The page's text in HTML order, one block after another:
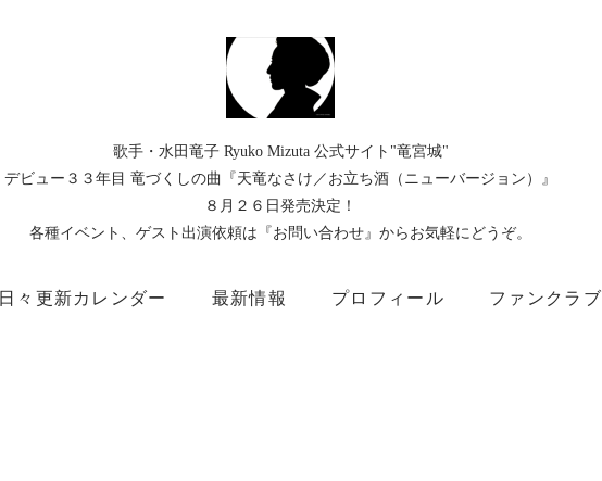
歌手・水田竜子 Ryuko Mizuta 公式サイト"竜宮城"
デビュー３３年目 竜づくしの曲『天竜なさけ／お立ち酒（ニューバージョン）』
８月２６日発売決定！
各種イベント、ゲスト出演依頼は『お問い合わせ』からお気軽にどうぞ。
日々更新カレンダー 最新情報 プロフィール ファンクラブ